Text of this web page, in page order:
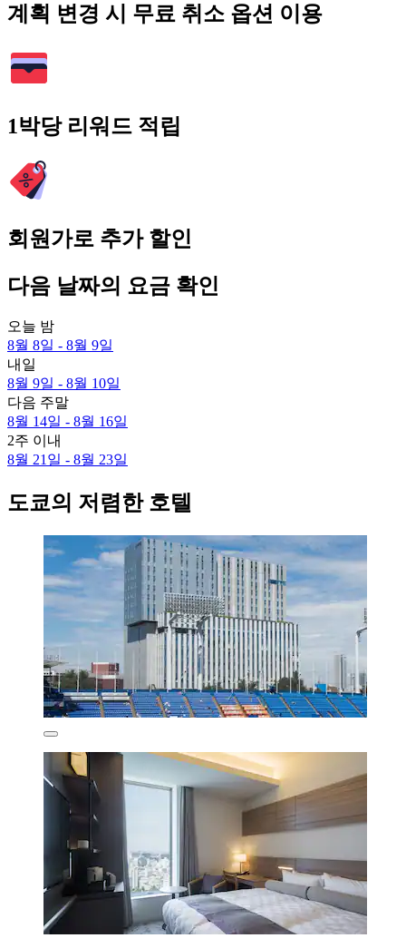
계획 변경 시 무료 취소 옵션 이용
1박당 리워드 적립
회원가로 추가 할인
다음 날짜의 요금 확인
오늘 밤
8월 8일 - 8월 9일
내일
8월 9일 - 8월 10일
다음 주말
8월 14일 - 8월 16일
2주 이내
8월 21일 - 8월 23일
도쿄의 저렴한 호텔